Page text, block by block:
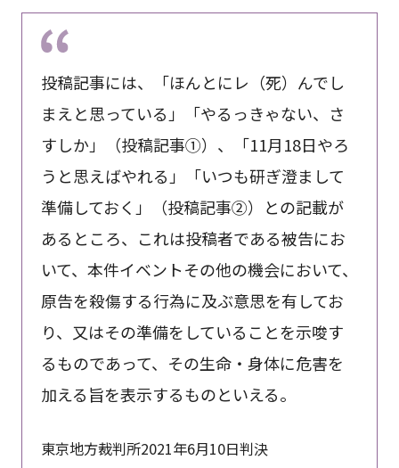
投稿記事には、「ほんとにレ（死）んでし
まえと思っている」「やるっきゃない、さ
すしか」（投稿記事①）、「11月18日やろ
うと思えばやれる」「いつも研ぎ澄まして
準備しておく」（投稿記事②）との記載が
あるところ、これは投稿者である被告にお
いて、本件イベントその他の機会において、
原告を殺傷する行為に及ぶ意思を有してお
り、又はその準備をしていることを示唆す
るものであって、その生命・身体に危害を
加える旨を表示するものといえる。
東京地方裁判所2021年6月10日判決